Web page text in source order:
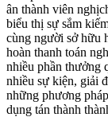
ân thành viên
biểu thị sự sắm
cùng người sở hữu
hoàn thanh toán
nhiều phần thưởng
nhiều sự kiện, giải
những phương
dụng tán thành